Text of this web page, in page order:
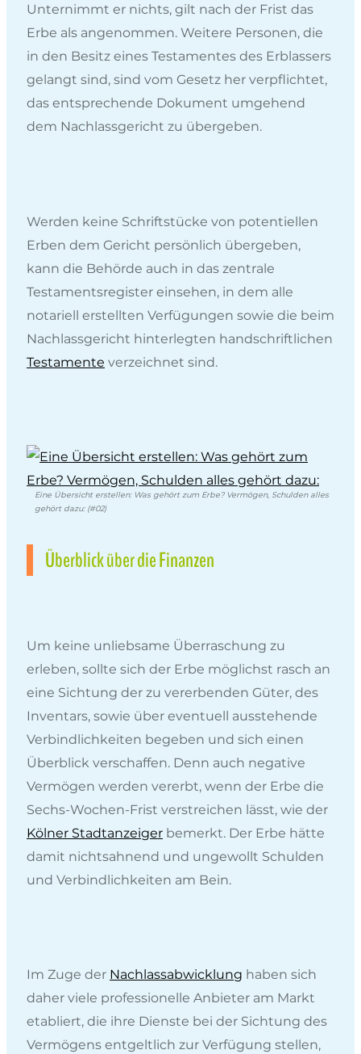
Unternimmt er nichts, gilt nach der Frist das
Erbe als angenommen. Weitere Personen, die
in den Besitz eines Testamentes des Erblassers
gelangt sind, sind vom Gesetz her verpflichtet,
das entsprechende Dokument umgehend
dem Nachlassgericht zu übergeben.
Werden keine Schriftstücke von potentiellen
Erben dem Gericht persönlich übergeben,
kann die Behörde auch in das zentrale
Testamentsregister einsehen, in dem alle
notariell erstellten Verfügungen sowie die beim
Nachlassgericht hinterlegten handschriftlichen
Testamente verzeichnet sind.
Eine Übersicht erstellen: Was gehört zum Erbe? Vermögen, Schulden alles
gehört dazu: (#02)
Überblick über die Finanzen
Um keine unliebsame Überraschung zu
erleben, sollte sich der Erbe möglichst rasch an
eine Sichtung der zu vererbenden Güter, des
Inventars, sowie über eventuell ausstehende
Verbindlichkeiten begeben und sich einen
Überblick verschaffen. Denn auch negative
Vermögen werden vererbt, wenn der Erbe die
Sechs-Wochen-Frist verstreichen lässt, wie der
Kölner Stadtanzeiger bemerkt. Der Erbe hätte
damit nichtsahnend und ungewollt Schulden
und Verbindlichkeiten am Bein.
Im Zuge der Nachlassabwicklung haben sich
daher viele professionelle Anbieter am Markt
etabliert, die ihre Dienste bei der Sichtung des
Vermögens entgeltlich zur Verfügung stellen,